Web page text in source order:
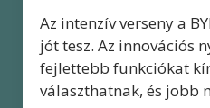
Az intenzív verseny a
jót tesz. Az innovációs
fejlettebb funkciókat
választhatnak, és jobb